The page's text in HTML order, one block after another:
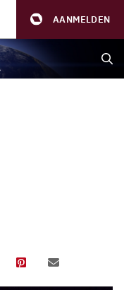
AANMELDEN